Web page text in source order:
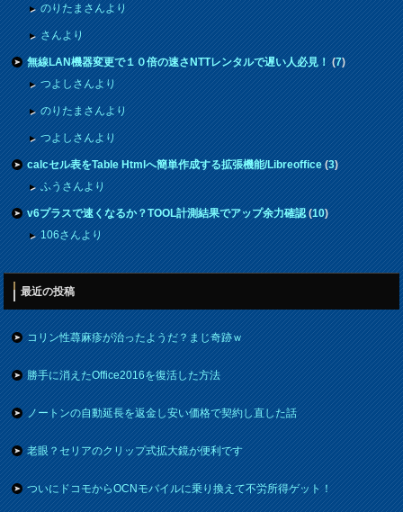
のりたまさんより
さんより
無線LAN機器変更で１０倍の速さNTTレンタルで遅い人必見！(7)
つよしさんより
のりたまさんより
つよしさんより
calcセル表をTable Htmlへ簡単作成する拡張機能/Libreoffice(3)
ふうさんより
v6プラスで速くなるか？TOOL計測結果でアップ余力確認(10)
106さんより
最近の投稿
コリン性蕁麻疹が治ったようだ？まじ奇跡ｗ
勝手に消えたOffice2016を復活した方法
ノートンの自動延長を返金し安い価格で契約し直した話
老眼？セリアのクリップ式拡大鏡が便利です
ついにドコモからOCNモバイルに乗り換えて不労所得ゲット！